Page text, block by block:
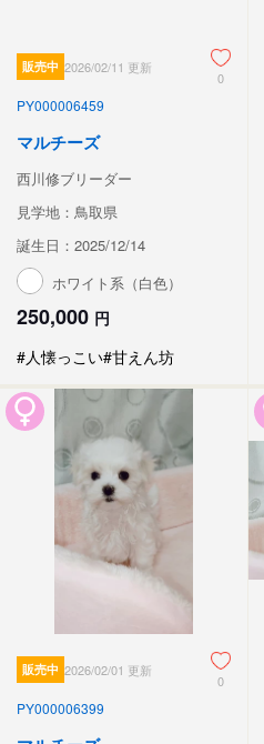
販売中 2026/02/11 更新
0
PY000006459
マルチーズ
西川修ブリーダー
見学地：鳥取県
誕生日：2025/12/14
ホワイト系（白色）
250,000 円
#人懐っこい#甘えん坊
販売中 2026/02/01 更新
0
PY000006399